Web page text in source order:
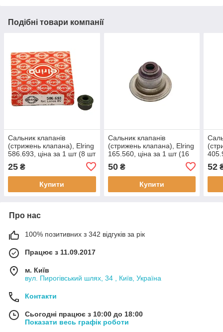
Подібні товари компанії
Cальник клапанів
(стрижень клапана), Elring
586.693, ціна за 1 шт (8 шт
застосовується:
CHEVROLET Aveo 1.5 8V
25 ₴
Купити
Cальник клапанів
(стрижень клапана), Elring
165.560, ціна за 1 шт (16
застосовується:
CHEVROLET, Aveo 1.4 16V
50₴
Купити
52
Про нас
100% позитивних з 342 відгуків за рік
Працює з 11.09.2017
м. Київ
вул. Пирогівський шлях, 34 , Київ, Україна
Контакти
Сьогодні працює з 10:00 до 18:00
Показати весь графік роботи